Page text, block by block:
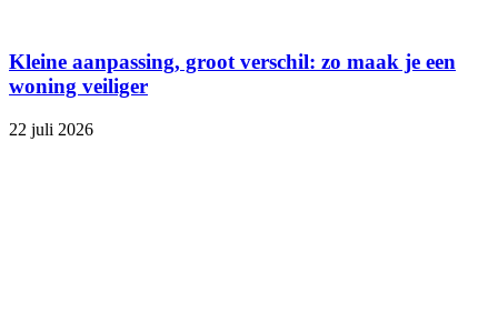
Kleine aanpassing, groot verschil: zo maak je een
woning veiliger
22 juli 2026